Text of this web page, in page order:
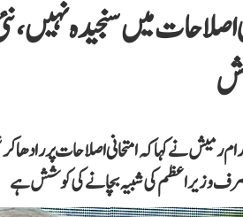
میں سنجیدہ
نے کہا کہ امتحانی اصلاحات پر
وزیر اعظم کی شبیہ بچانے کی کوشش ہے